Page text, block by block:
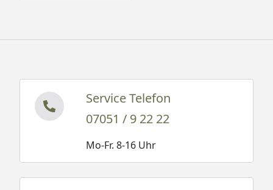
Service Telefon
07051 / 9 22 22
Mo-Fr. 8-16 Uhr